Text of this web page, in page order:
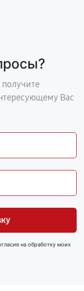
Вас
на обработку моих